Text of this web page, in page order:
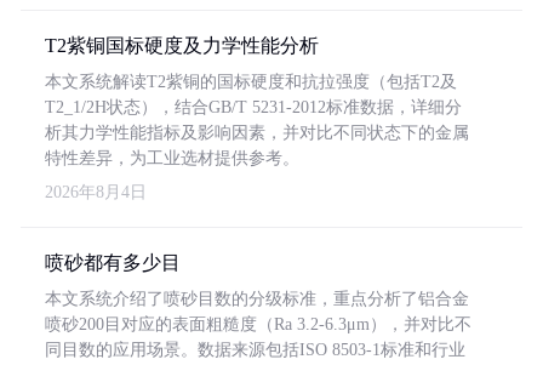
T2紫铜国标硬度及力学性能分析
本文系统解读T2紫铜的国标硬度和抗拉强度（包括T2及
T2_1/2H状态），结合GB/T 5231-2012标准数据，详细分
析其力学性能指标及影响因素，并对比不同状态下的金属
特性差异，为工业选材提供参考。
2026年8月4日
喷砂都有多少目
本文系统介绍了喷砂目数的分级标准，重点分析了铝合金
喷砂200目对应的表面粗糙度（Ra 3.2-6.3μm），并对比不
同目数的应用场景。数据来源包括ISO 8503-1标准和行业